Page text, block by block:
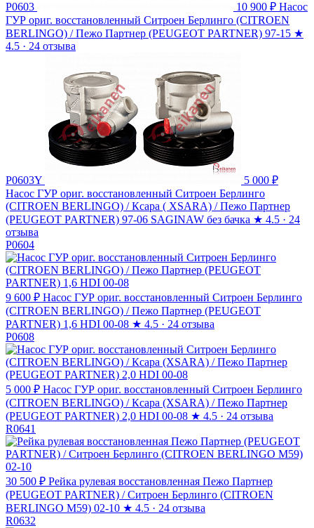
P0603 10 900 ₽ Насос
ГУР ориг. восстановленный Ситроен Берлинго (CITROEN
BERLINGO) / Пежо Партнер (PEUGEOT PARTNER) 97-15 ★
4.5 · 24 отзыва
P0603Y
5 000 ₽
Насос ГУР ориг. восстановленный Ситроен Берлинго
(CITROEN BERLINGO) / Ксара ( XSARA) / Пежо Партнер
(PEUGEOT PARTNER) 97-06 SAGINAW без бачка ★ 4.5 · 24
отзыва
P0604
9 600 ₽ Насос ГУР ориг. восстановленный Ситроен Берлинго
(CITROEN BERLINGO) / Пежо Партнер (PEUGEOT
PARTNER) 1,6 HDI 00-08 ★ 4.5 · 24 отзыва
P0608
5 000 ₽ Насос ГУР ориг. восстановленный Ситроен Берлинго
(CITROEN BERLINGO) / Ксара (XSARA) / Пежо Партнер
(PEUGEOT PARTNER) 2,0 HDI 00-08 ★ 4.5 · 24 отзыва
R0641
30 500 ₽ Рейка рулевая восстановленная Пежо Партнер
(PEUGEOT PARTNER) / Ситроен Берлинго (CITROEN
BERLINGO M59) 02-10 ★ 4.5 · 24 отзыва
R0632